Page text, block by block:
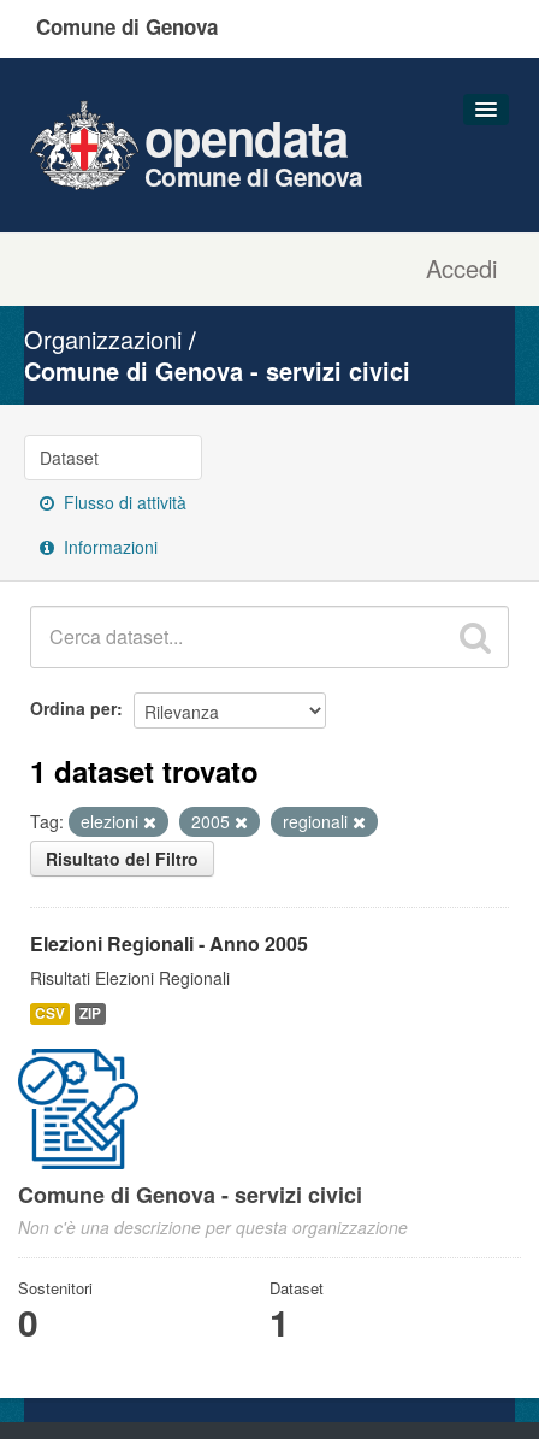
Comune di Genova
Accedi
opendata
Comune di Genova
Gruppi
Organizzazioni
Comune di Genova - servizi civici
Dataset
Flusso di attività
Informazioni
Ordina per
1 dataset trovato
Tag: elezioni 2005
regionali
Risultato del Filtro
Elezioni Regionali - Anno 2005
Risultati Elezioni Regionali
CSV ZIP
Comune di Genova - servizi civici
Non c'è una descrizione per questa organizzazione
Sostenitori
0
Dataset
1